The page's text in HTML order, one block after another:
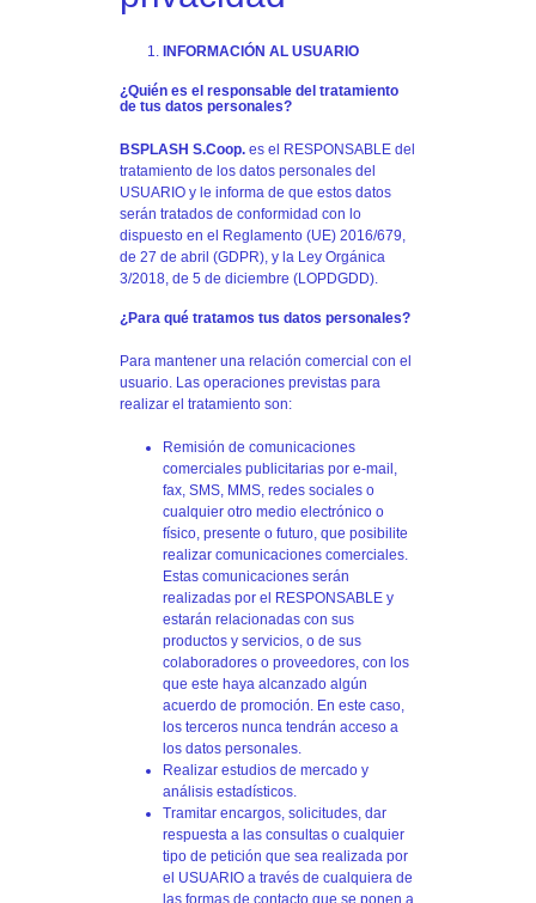
INFORMACIÓN AL USUARIO
¿Quién es el responsable del tratamiento
de tus datos personales?
BSPLASH S.Coop. es el RESPONSABLE del
tratamiento de los datos personales del
USUARIO y le informa de que estos datos
serán tratados de conformidad con lo
dispuesto en el Reglamento (UE) 2016/679,
de 27 de abril (GDPR), y la Ley Orgánica
3/2018, de 5 de diciembre (LOPDGDD).
¿Para qué tratamos tus datos personales?
Para mantener una relación comercial con el
usuario. Las operaciones previstas para
realizar el tratamiento son:
Remisión de comunicaciones
comerciales publicitarias por e-mail,
fax, SMS, MMS, redes sociales o
cualquier otro medio electrónico o
físico, presente o futuro, que posibilite
realizar comunicaciones comerciales.
Estas comunicaciones serán
realizadas por el RESPONSABLE y
estarán relacionadas con sus
productos y servicios, o de sus
colaboradores o proveedores, con los
que este haya alcanzado algún
acuerdo de promoción. En este caso,
los terceros nunca tendrán acceso a
los datos personales.
Realizar estudios de mercado y
análisis estadísticos.
Tramitar encargos, solicitudes, dar
respuesta a las consultas o cualquier
tipo de petición que sea realizada por
el USUARIO a través de cualquiera de
las formas de contacto que se ponen a